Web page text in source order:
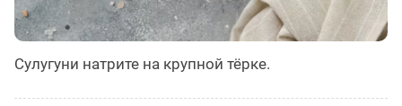
Сулугуни натрите на крупной тёрке.